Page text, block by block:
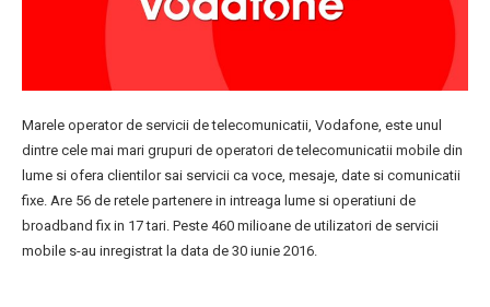
Marele operator de servicii de telecomunicatii, Vodafone, este unul
dintre cele mai mari grupuri de operatori de telecomunicatii mobile din
lume si ofera clientilor sai servicii ca voce, mesaje, date si comunicatii
fixe. Are 56 de retele partenere in intreaga lume si operatiuni de
broadband fix in 17 tari. Peste 460 milioane de utilizatori de servicii
mobile s-au inregistrat la data de 30 iunie 2016.